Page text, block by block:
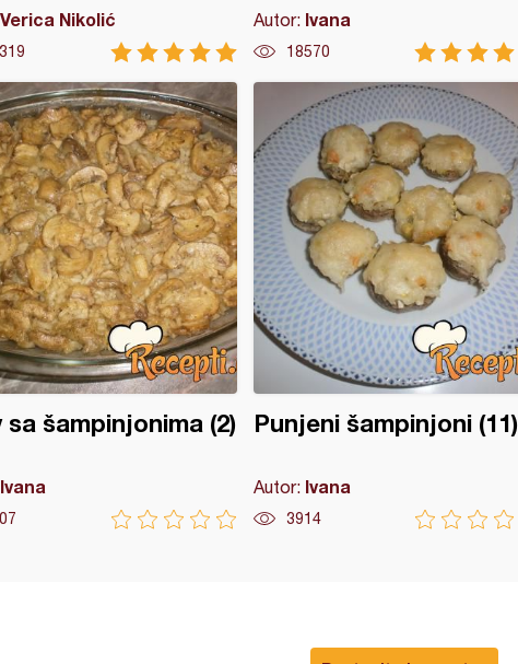
Verica Nikolić Autor: Ivana
18570
sa šampinjonima (2)
Ivana
Punjeni šampinjoni (11)
Autor: Ivana
3914